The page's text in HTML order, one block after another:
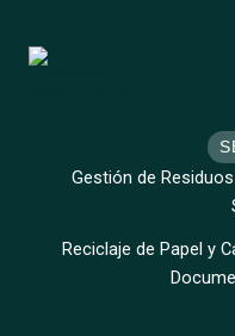
contenido
Gestión de
Reciclaje de Papel y